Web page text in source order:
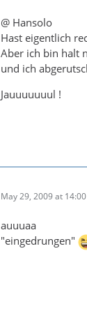
@ Hansolo
Hast eigentlich
Aber ich bin halt
und ich
Jauuuuuuul !
May 29, 2009 at 14:00
auuuaa
"eingedrungen"